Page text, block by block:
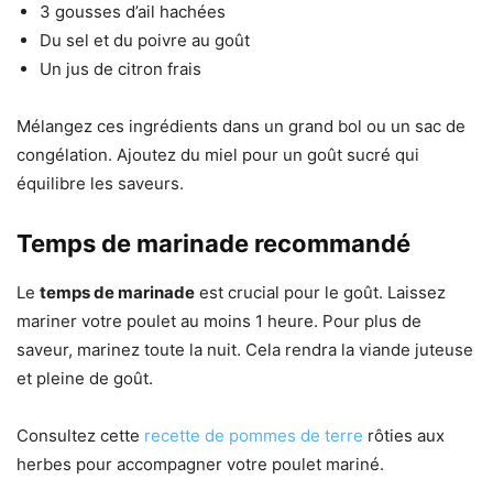
3 gousses d’ail hachées
Du sel et du poivre au goût
Un jus de citron frais
Mélangez ces ingrédients dans un grand bol ou un sac de
congélation. Ajoutez du miel pour un goût sucré qui
équilibre les saveurs.
Temps de marinade recommandé
Le temps de marinade est crucial pour le goût. Laissez
mariner votre poulet au moins 1 heure. Pour plus de
saveur, marinez toute la nuit. Cela rendra la viande juteuse
et pleine de goût.
Consultez cette recette de pommes de terre rôties aux
herbes pour accompagner votre poulet mariné.